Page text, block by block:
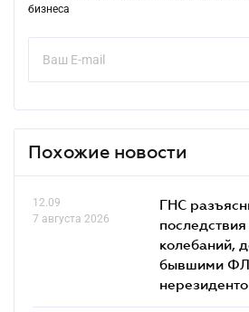
бизнеса
Похожие новости
12.09
7 августа 2026
ГНС
колебаний,
бывшими